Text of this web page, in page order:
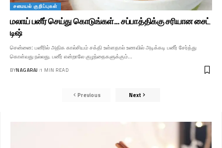
சமையல் குறிப்புகள்
மலாய் பனீர் செய்து கொடுங்கள்… சப்பாத்திக்கு சரியான சைட்
டிஷ்
சென்னை: பனீரில் அதிக கால்சியம் சக்தி உள்ளதால் உணவில் அடிக்கடி பனீர் சேர்த்து
கொள்வது நல்லது. பனீர் என்றாலே குழந்தைகளுக்கும்…
BYNAGARAJ 1 MIN READ
Previous Next